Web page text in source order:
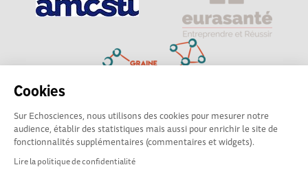
Cookies
Sur Echosciences, nous utilisons des cookies pour mesurer notre
audience, établir des statistiques mais aussi pour enrichir le site de
fonctionnalités supplémentaires (commentaires et widgets).
Lire la politique de confidentialité
Explorer, s’exprimer, rentrer en contact : Echosciences
Hauts-de-France est le réseau social des amateurs de
sciences et de technologies du territoire